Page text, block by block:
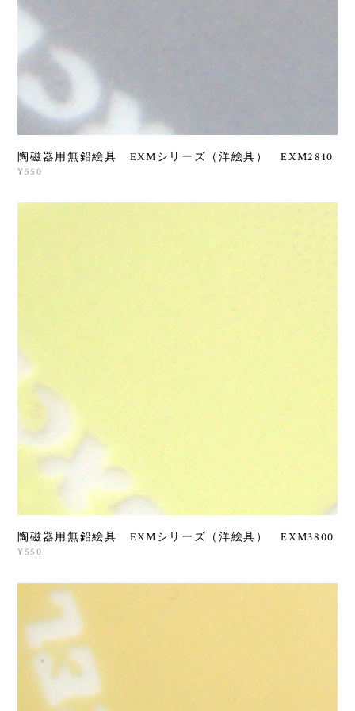
陶磁器用無鉛絵具 EXMシリーズ（洋絵具） EXM2810
¥550
陶磁器用無鉛絵具 EXMシリーズ（洋絵具） EXM3800
¥550